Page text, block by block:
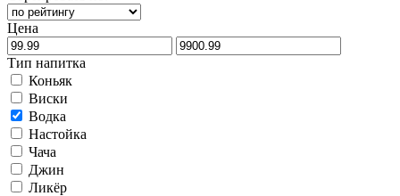
Цена
Тип напитка
Коньяк
Виски
Водка
Настойка
Чача
Джин
Ликёр